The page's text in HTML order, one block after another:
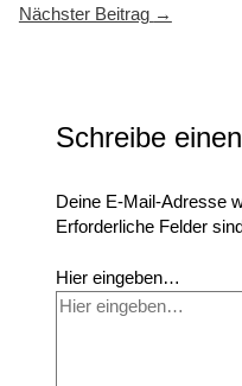
Nächster Beitrag →
Schreibe
Deine E-Mail-Adresse
Erforderliche Felder
Hier eingeben…